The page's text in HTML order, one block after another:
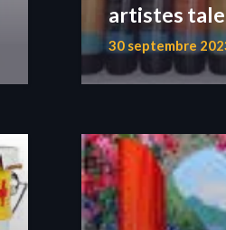
artistes
30 septembre